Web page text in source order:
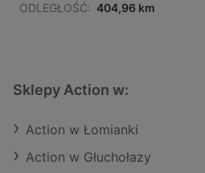
ODLEGŁOŚĆ: 404,96 km
Sklepy Action w:
Action w Łomianki
Action w Głuchołazy